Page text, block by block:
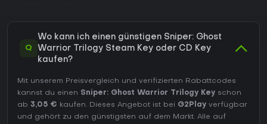
Q
Wo kann ich einen günstigen Sniper: Ghost
Warrior Trilogy Steam Key oder CD Key
kaufen?
Mit unserem Preisvergleich und verifizierten Rabattcodes
kannst du einen Sniper: Ghost Warrior Trilogy Key schon
ab 3,05 € kaufen. Dieses Angebot ist bei G2Play verfügbar
und gehört zu den günstigsten auf dem Markt. Alle auf